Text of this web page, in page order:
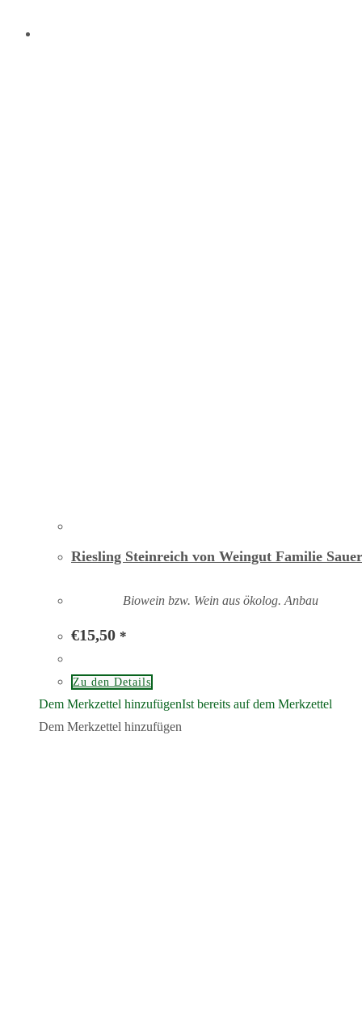
Riesling Steinreich von Weingut Familie Sauer
Biowein bzw. Wein aus ökolog. Anbau
€15,50 *
Zu den Details
Dem Merkzettel hinzufügenIst bereits auf dem Merkzettel
Dem Merkzettel hinzufügen